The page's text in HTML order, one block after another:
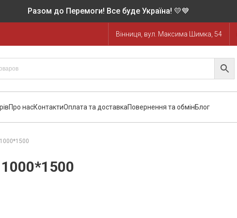
Разом до Перемоги! Все буде Україна! 💛💙
Вінниця, вул. Максима Шимка, 54
Про насКонтактиОплата та доставкаПовернення та обмінБлог